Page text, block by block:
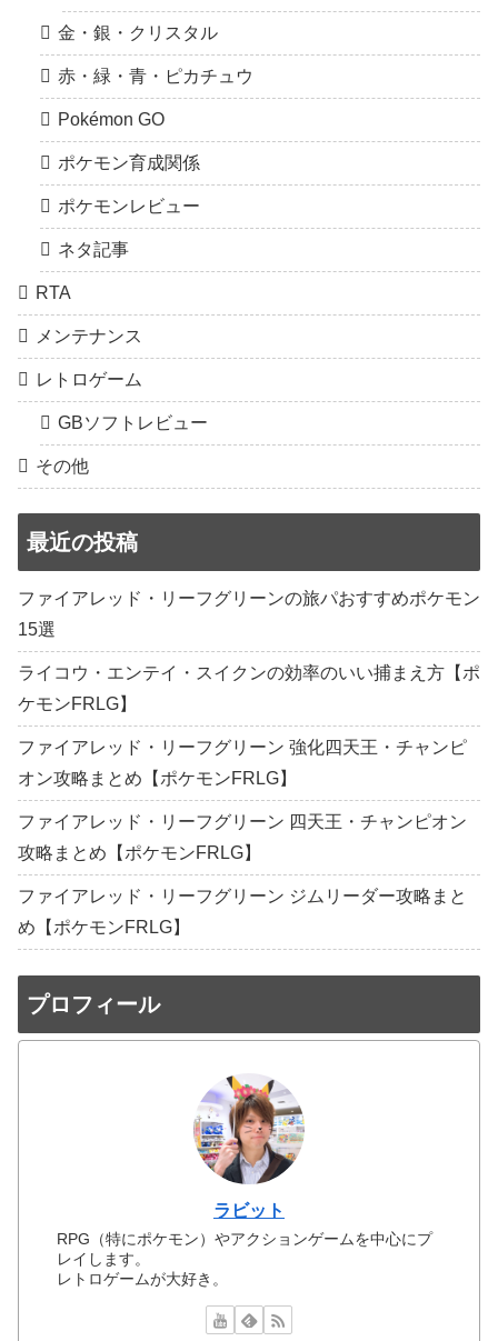
金・銀・クリスタル
赤・緑・青・ピカチュウ
Pokémon GO
ポケモン育成関係
ポケモンレビュー
ネタ記事
RTA
メンテナンス
レトロゲーム
GBソフトレビュー
その他
最近の投稿
ファイアレッド・リーフグリーンの旅パおすすめポケモン
15選
ライコウ・エンテイ・スイクンの効率のいい捕まえ方【ポ
ケモンFRLG】
ファイアレッド・リーフグリーン 強化四天王・チャンピ
オン攻略まとめ【ポケモンFRLG】
ファイアレッド・リーフグリーン 四天王・チャンピオン
攻略まとめ【ポケモンFRLG】
ファイアレッド・リーフグリーン ジムリーダー攻略まと
め【ポケモンFRLG】
プロフィール
ラビット
RPG（特にポケモン）やアクションゲームを中心にプ
レイします。
レトロゲームが大好き。